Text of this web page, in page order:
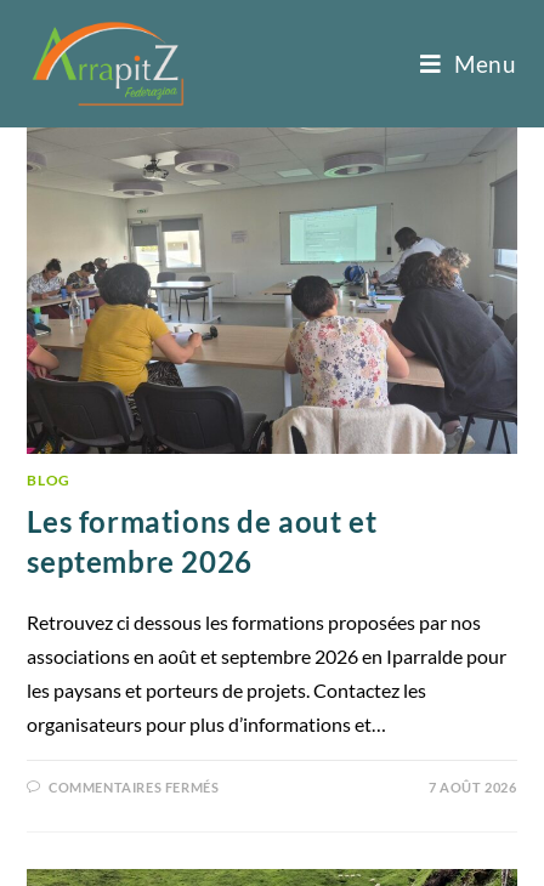
Menu
BLOG
Les formations de aout et
septembre 2026
Retrouvez ci dessous les formations proposées par nos
associations en août et septembre 2026 en Iparralde pour
les paysans et porteurs de projets. Contactez les
organisateurs pour plus d’informations et…
COMMENTAIRES FERMÉS 7 AOÛT 2026